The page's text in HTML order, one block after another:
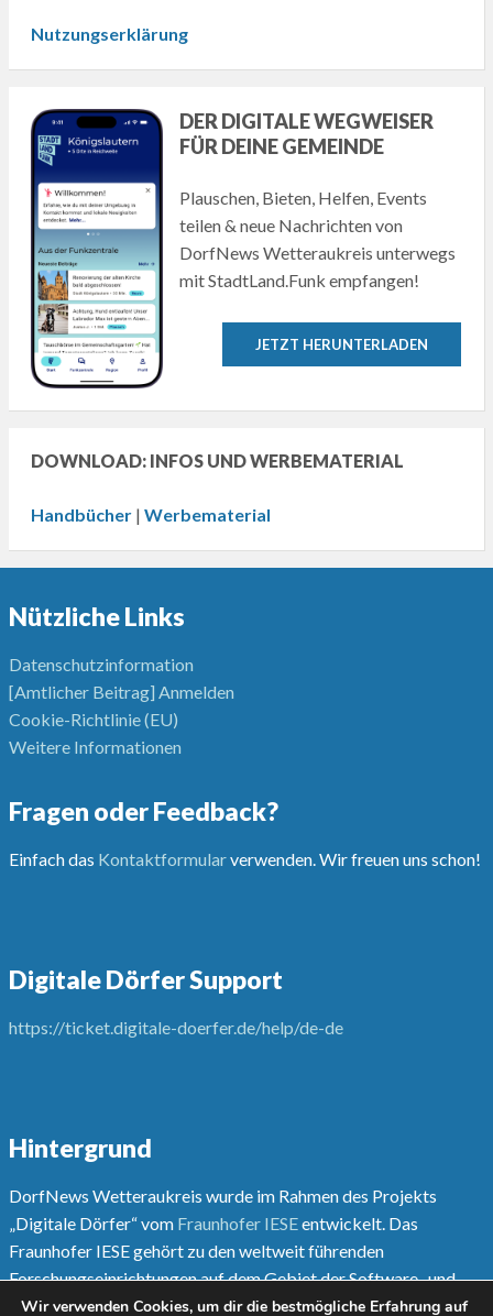
Nutzungserklärung
DER DIGITALE WEGWEISER
FÜR DEINE GEMEINDE
Plauschen, Bieten, Helfen, Events
teilen & neue Nachrichten von
DorfNews Wetteraukreis unterwegs
mit StadtLand.Funk empfangen!
JETZT HERUNTERLADEN
DOWNLOAD: INFOS UND WERBEMATERIAL
Handbücher| Werbematerial
Nützliche Links
Datenschutzinformation
[Amtlicher Beitrag] Anmelden
Cookie-Richtlinie (EU)
Weitere Informationen
Fragen oder Feedback?
Einfach das Kontaktformularverwenden. Wir freuen uns schon!
Digitale Dörfer Support
https://ticket.digitale-doerfer.de/help/de-de
Hintergrund
DorfNews Wetteraukreis wurde im Rahmen des Projekts
„Digitale Dörfer“ vom Fraunhofer IESEentwickelt. Das
Fraunhofer IESE gehört zu den weltweit führenden
Forschungseinrichtungen auf dem Gebiet der Software- und
Systementwicklungsmethoden.
Wir verwenden Cookies, um dir die bestmögliche Erfahrung auf